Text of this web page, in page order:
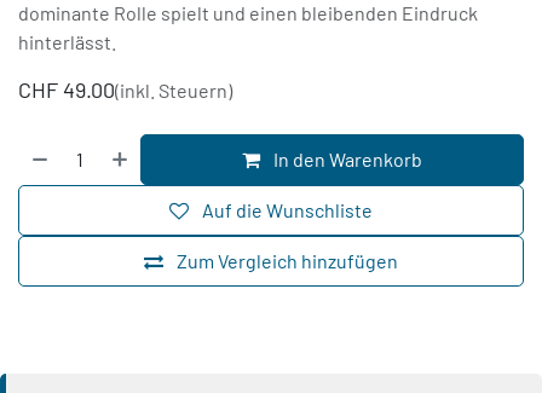
dominante Rolle spielt und einen bleibenden Eindruck
hinterlässt.
CHF 49.00(inkl. Steuern)
In den Warenkorb
Zum Vergleich hinzufügen
Auf die Wunschliste